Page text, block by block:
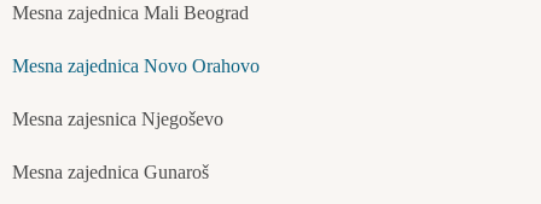
Mesna zajednica Mali Beograd
Mesna zajednica Novo Orahovo
Mesna zajesnica Njegoševo
Mesna zajednica Gunaroš